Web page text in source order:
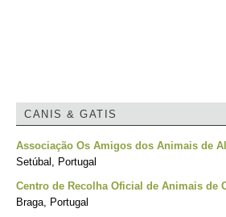
CANIS & GATIS
Associação Os Amigos dos Animais de
Setúbal, Portugal
Centro de Recolha Oficial de Animais de
Braga, Portugal